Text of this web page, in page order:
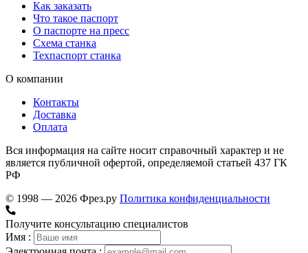
Как заказать
Что такое паспорт
О паспорте на пресс
Схема станка
Техпаспорт станка
О компании
Контакты
Доставка
Оплата
Вся информация на сайте носит справочный характер и не
является публичной офертой, определяемой статьей 437 ГК
РФ
© 1998 — 2026 Фрез.ру Политика конфиденциальности
Получите консультацию специалистов
Имя :